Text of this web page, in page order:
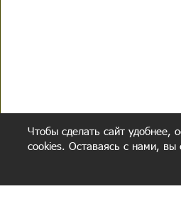
Чтобы сделать сайт удобнее,
cookies. Оставаясь с нами, вы